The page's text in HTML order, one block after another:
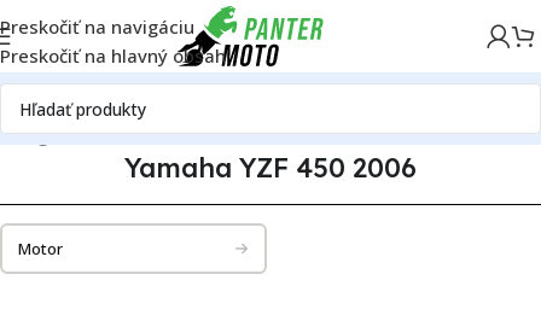
Preskočiť na navigáciu
Preskočiť na hlavný obsah
motoriekYamahaYamaha YZF 450Yamaha YZF 450 2006
Yamaha YZF 450 2006
Motor